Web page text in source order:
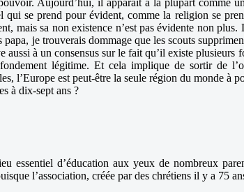
se prend pour évident, comme la religion se
mais sa non existence n’est pas évidente non
papa, je trouverais dommage que les scouts
aussi à un consensus sur le fait qu’il existe
légitime. Et cela implique de sortir de
l’Europe est peut-être la seule région du monde à
à dix-sept ans ?
essentiel d’éducation aux yeux de nombreux
l’association, créée par des chrétiens il y a 75